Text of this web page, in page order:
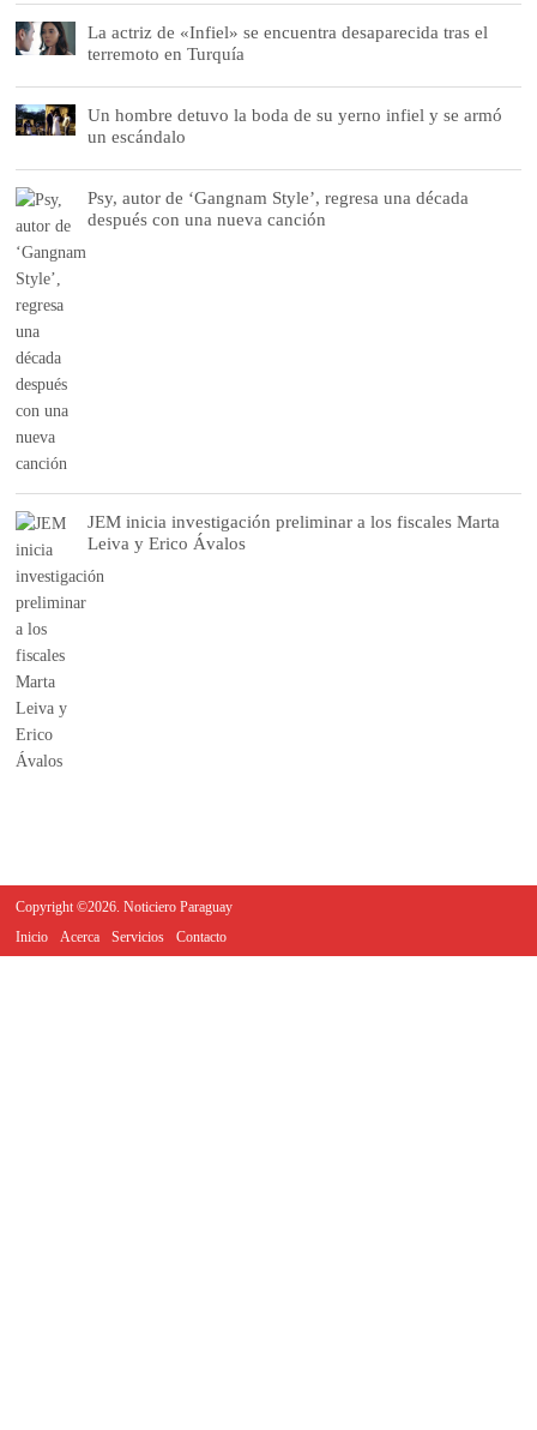
La actriz de «Infiel» se encuentra desaparecida tras el
terremoto en Turquía
Un hombre detuvo la boda de su yerno infiel y se armó
un escándalo
Psy, autor de ‘Gangnam Style’, regresa una década
después con una nueva canción
JEM inicia investigación preliminar a los fiscales Marta
Leiva y Erico Ávalos
Copyright ©2026. Noticiero Paraguay
Inicio
Acerca Servicios Contacto